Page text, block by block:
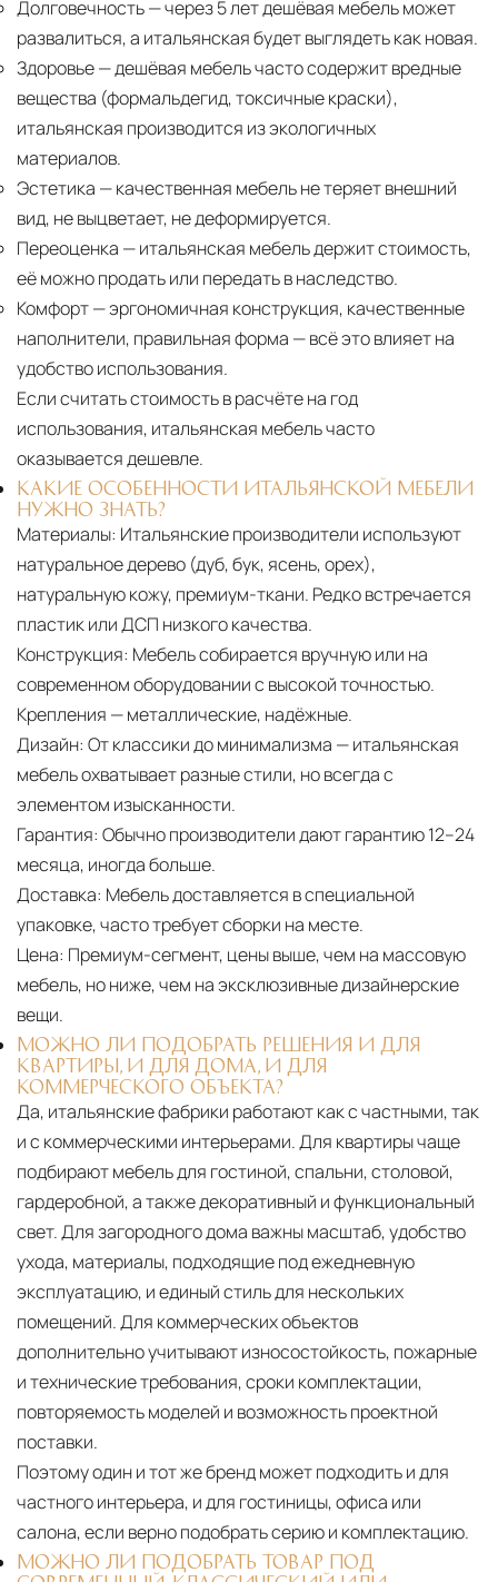
Долговечность— через 5 лет дешёвая мебель может
развалиться, а итальянская будет выглядеть как новая.
Здоровье— дешёвая мебель часто содержит вредные
вещества (формальдегид, токсичные краски),
итальянская производится из экологичных
материалов.
Эстетика — качественная мебель не теряет внешний
вид, не выцветает, не деформируется.
Переоценка — итальянская мебель держит стоимость,
её можно продать или передать в наследство.
Комфорт— эргономичная конструкция, качественные
наполнители, правильная форма — всё это влияет на
удобство использования.
Если считать стоимость в расчёте на год
использования, итальянская мебель часто
оказывается дешевле.
КАКИЕ ОСОБЕННОСТИ ИТАЛЬЯНСКОЙ МЕБЕЛИ
НУЖНО ЗНАТЬ?
Материалы: Итальянские производители используют
натуральное дерево (дуб, бук, ясень, орех),
натуральную кожу, премиум-ткани. Редко встречается
пластик или ДСП низкого качества.
Конструкция: Мебель собирается вручную или на
современном оборудовании с высокой точностью.
Крепления — металлические, надёжные.
Дизайн: От классики до минимализма — итальянская
мебель охватывает разные стили, но всегда с
элементом изысканности.
Гарантия: Обычно производители дают гарантию 12–24
месяца, иногда больше.
Доставка: Мебель доставляется в специальной
упаковке, часто требует сборки на месте.
Цена: Премиум-сегмент, цены выше, чем на массовую
мебель, но ниже, чем на эксклюзивные дизайнерские
вещи.
МОЖНО ЛИ ПОДОБРАТЬ РЕШЕНИЯ И ДЛЯ
КВАРТИРЫ, И ДЛЯ ДОМА, И ДЛЯ
КОММЕРЧЕСКОГО ОБЪЕКТА?
Да, итальянские фабрики работают как с частными, так
и с коммерческими интерьерами. Для квартиры чаще
подбирают мебель для гостиной, спальни, столовой,
гардеробной, а также декоративный и функциональный
свет. Для загородного дома важны масштаб, удобство
ухода, материалы, подходящие под ежедневную
эксплуатацию, и единый стиль для нескольких
помещений. Для коммерческих объектов
дополнительно учитывают износостойкость, пожарные
и технические требования, сроки комплектации,
повторяемость моделей и возможность проектной
поставки.
Поэтому один и тот же бренд может подходить и для
частного интерьера, и для гостиницы, офиса или
салона, если верно подобрать серию и комплектацию.
МОЖНО ЛИ ПОДОБРАТЬ ТОВАР ПОД